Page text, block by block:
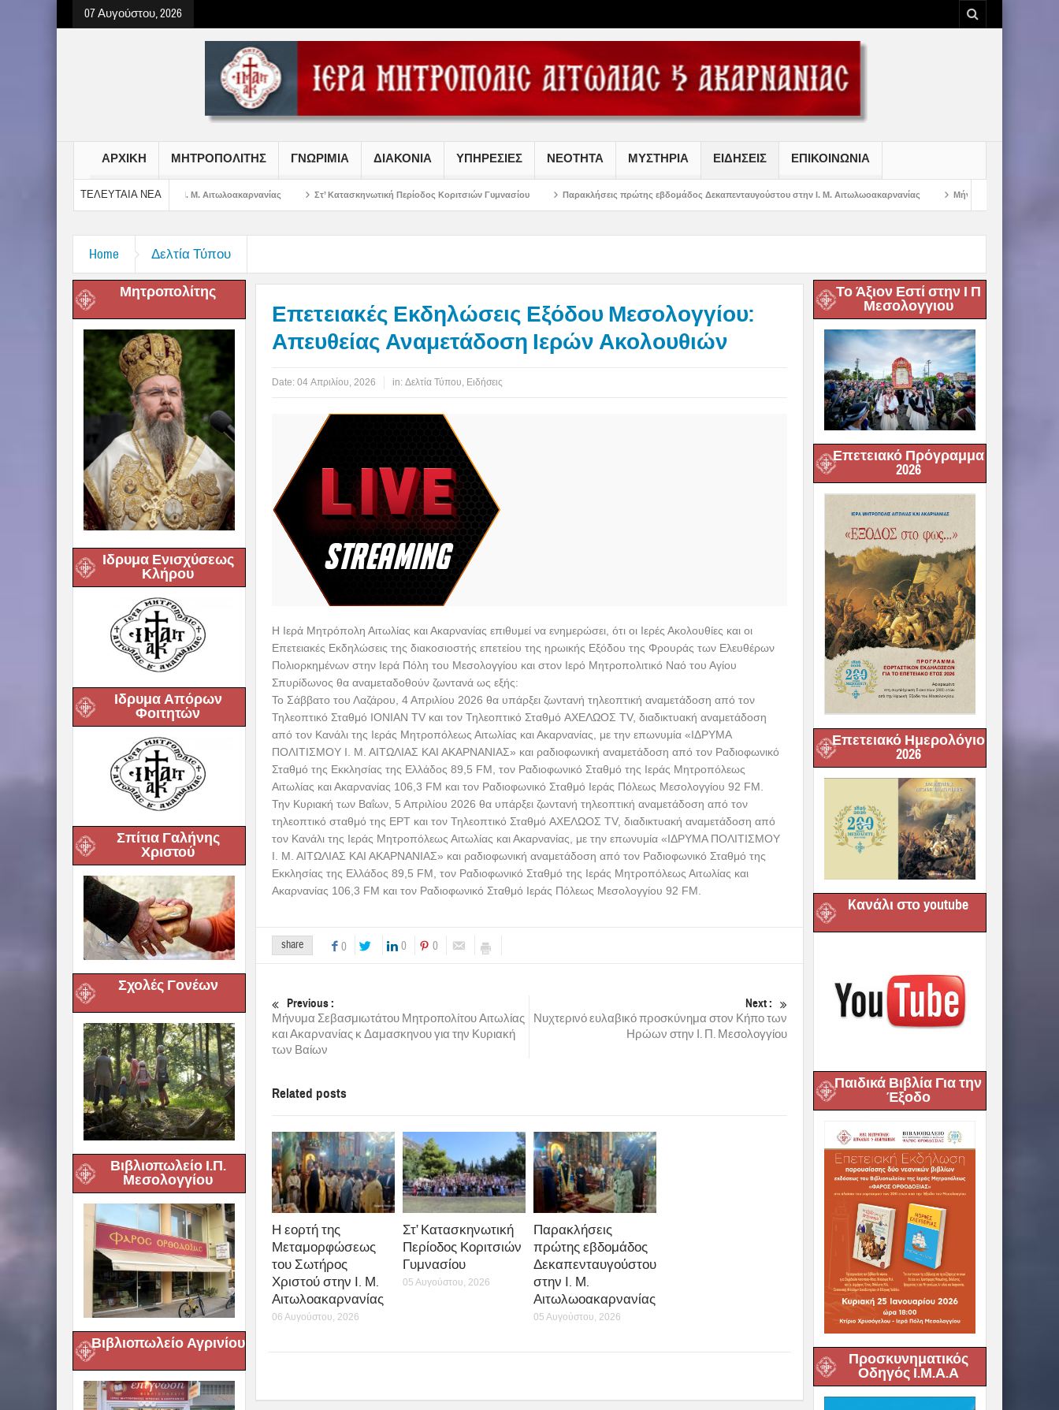
07 Αυγούστου, 2026
ΑΡΧΙΚΗ ΜΗΤΡΟΠΟΛΙΤΗΣ ΓΝΩΡΙΜΙΑ ΔΙΑΚΟΝΙΑ ΥΠΗΡΕΣΙΕΣ ΝΕΟΤΗΤΑ ΜΥΣΤΗΡΙΑ ΕΙΔΗΣΕΙΣ ΕΠΙΚΟΙΝΩΝΙΑ
ΤΕΛΕΥΤΑΙΑ ΝΕΑ
Σωτήρος Χριστού στην Ι. Μ. Αιτωλοακαρνανίας Στ’ Κατασκηνωτική Περίοδος Κοριτσιών Γυμνασίου Παρακλήσεις πρώτης εβδομάδος Δεκαπενταυγούστου στην Ι. Μ. Αιτωλωοακαρνανίας Μήνυμα Σεβασμιωτάτου Μητροπολίτου
Home Δελτία Τύπου
Μητροπολίτης
Ιδρυμα Ενισχύσεως
Κλήρου
Ιδρυμα Απόρων
Φοιτητών
Σπίτια Γαλήνης
Χριστού
Σχολές Γονέων
Βιβλιοπωλείο Ι.Π.
Μεσολογγίου
Βιβλιοπωλείο Αγρινίου
Επετειακές Εκδηλώσεις Εξόδου Μεσολογγίου:
Απευθείας Αναμετάδοση Ιερών Ακολουθιών
Date: 04 Απριλίου, 2026 in: Δελτία Τύπου, Ειδήσεις
Η Ιερά Μητρόπολη Αιτωλίας και Ακαρνανίας επιθυμεί να ενημερώσει, ότι οι Ιερές Ακολουθίες και οι
Επετειακές Εκδηλώσεις της διακοσιοστής επετείου της ηρωικής Εξόδου της Φρουράς των Ελευθέρων
Πολιορκημένων στην Ιερά Πόλη του Μεσολογγίου και στον Ιερό Μητροπολιτικό Ναό του Αγίου
Σπυρίδωνος θα αναμεταδοθούν ζωντανά ως εξής:
Το Σάββατο του Λαζάρου, 4 Απριλίου 2026 θα υπάρξει ζωντανή τηλεοπτική αναμετάδοση από τον
Τηλεοπτικό Σταθμό IΟΝΙΑΝ TV και τον Τηλεοπτικό Σταθμό AΧΕΛΩΟΣ TV, διαδικτυακή αναμετάδοση
από τον Κανάλι της Ιεράς Μητροπόλεως Αιτωλίας και Ακαρνανίας, με την επωνυμία «ΙΔΡΥΜΑ
ΠΟΛΙΤΙΣΜΟΥ Ι. Μ. ΑΙΤΩΛΙΑΣ ΚΑΙ ΑΚΑΡΝΑΝΙΑΣ» και ραδιοφωνική αναμετάδοση από τον Ραδιοφωνικό
Σταθμό της Εκκλησίας της Ελλάδος 89,5 FM, τον Ραδιοφωνικό Σταθμό της Ιεράς Μητροπόλεως
Αιτωλίας και Ακαρνανίας 106,3 FM και τον Ραδιοφωνικό Σταθμό Ιεράς Πόλεως Μεσολογγίου 92 FM.
Την Κυριακή των Βαΐων, 5 Απριλίου 2026 θα υπάρξει ζωντανή τηλεοπτική αναμετάδοση από τον
τηλεοπτικό σταθμό της ΕΡΤ και τον Τηλεοπτικό Σταθμό AΧΕΛΩΟΣ TV, διαδικτυακή αναμετάδοση από
τον Κανάλι της Ιεράς Μητροπόλεως Αιτωλίας και Ακαρνανίας, με την επωνυμία «ΙΔΡΥΜΑ ΠΟΛΙΤΙΣΜΟΥ
Ι. Μ. ΑΙΤΩΛΙΑΣ ΚΑΙ ΑΚΑΡΝΑΝΙΑΣ» και ραδιοφωνική αναμετάδοση από τον Ραδιοφωνικό Σταθμό της
Εκκλησίας της Ελλάδος 89,5 FM, τον Ραδιοφωνικό Σταθμό της Ιεράς Μητροπόλεως Αιτωλίας και
Ακαρνανίας 106,3 FM και τον Ραδιοφωνικό Σταθμό Ιεράς Πόλεως Μεσολογγίου 92 FM.
share 0 0 0
Previous :
Μήνυμα Σεβασμιωτάτου Μητροπολίτου Αιτωλίας
και Ακαρνανίας κ Δαμασκηνου για την Κυριακή
των Βαίων
Next :
Νυχτερινό ευλαβικό προσκύνημα στον Κήπο των
Ηρώων στην Ι. Π. Μεσολογγίου
Related posts
Η εορτή της
Μεταμορφώσεως
του Σωτήρος
Χριστού στην Ι. Μ.
Αιτωλοακαρνανίας
06 Αυγούστου, 2026
Στ’ Κατασκηνωτική
Περίοδος Κοριτσιών
Γυμνασίου
05 Αυγούστου, 2026
Παρακλήσεις
πρώτης εβδομάδος
Δεκαπενταυγούστου
στην Ι. Μ.
Αιτωλωοακαρνανίας
05 Αυγούστου, 2026
Το Άξιον Εστί στην Ι Π
Μεσολογγιου
Επετειακό Πρόγραμμα
2026
Επετειακό Ημερολόγιο
2026
Kανάλι στο youtube
Παιδικά Βιβλία Για την
Έξοδο
Προσκυνηματικός
Οδηγός Ι.Μ.Α.Α